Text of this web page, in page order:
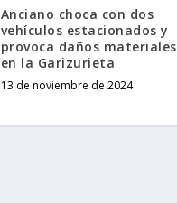
Anciano choca con dos
vehículos estacionados y
provoca daños materiales
en la Garizurieta
13 de noviembre de 2024